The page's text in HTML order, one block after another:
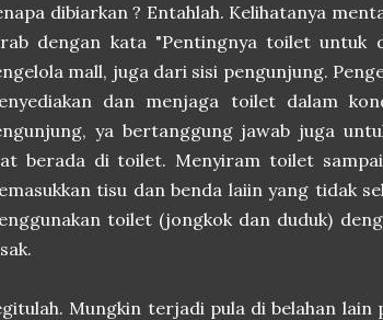
dibiarkan ? Entahlah. Kelihatanya
dengan kata "Pentingnya toilet untuk
mall, juga dari sisi pengunjung.
dan menjaga toilet dalam
ya bertanggung jawab juga
berada di toilet. Menyiram toilet
tisu dan benda laiin yang tidak
toilet (jongkok dan duduk)
Mungkin terjadi pula di belahan